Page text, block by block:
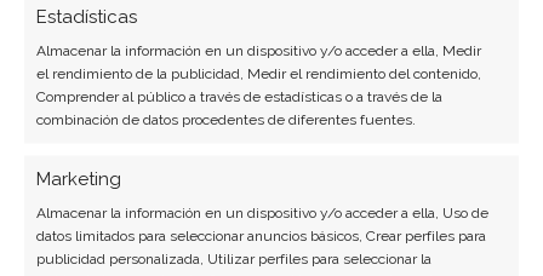
Estadísticas
Almacenar la información en un dispositivo y/o acceder a ella, Medir
el rendimiento de la publicidad, Medir el rendimiento del contenido,
Comprender al público a través de estadísticas o a través de la
combinación de datos procedentes de diferentes fuentes.
Marketing
Almacenar la información en un dispositivo y/o acceder a ella, Uso de
datos limitados para seleccionar anuncios básicos, Crear perfiles para
publicidad personalizada, Utilizar perfiles para seleccionar la
Ver todos los artículos →